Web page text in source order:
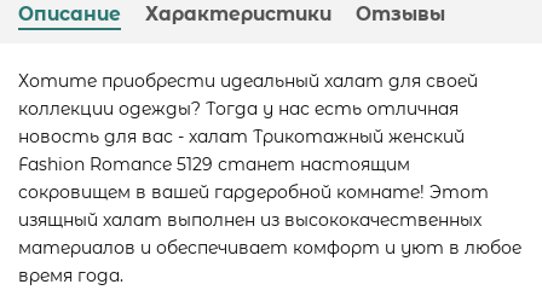
Описание Характеристики Отзывы
Хотите приобрести идеальный халат для своей
коллекции одежды? Тогда у нас есть отличная
новость для вас - халат Трикотажный женский
Fashion Romance 5129 станет настоящим
сокровищем в вашей гардеробной комнате! Этот
изящный халат выполнен из высококачественных
материалов и обеспечивает комфорт и уют в любое
время года.